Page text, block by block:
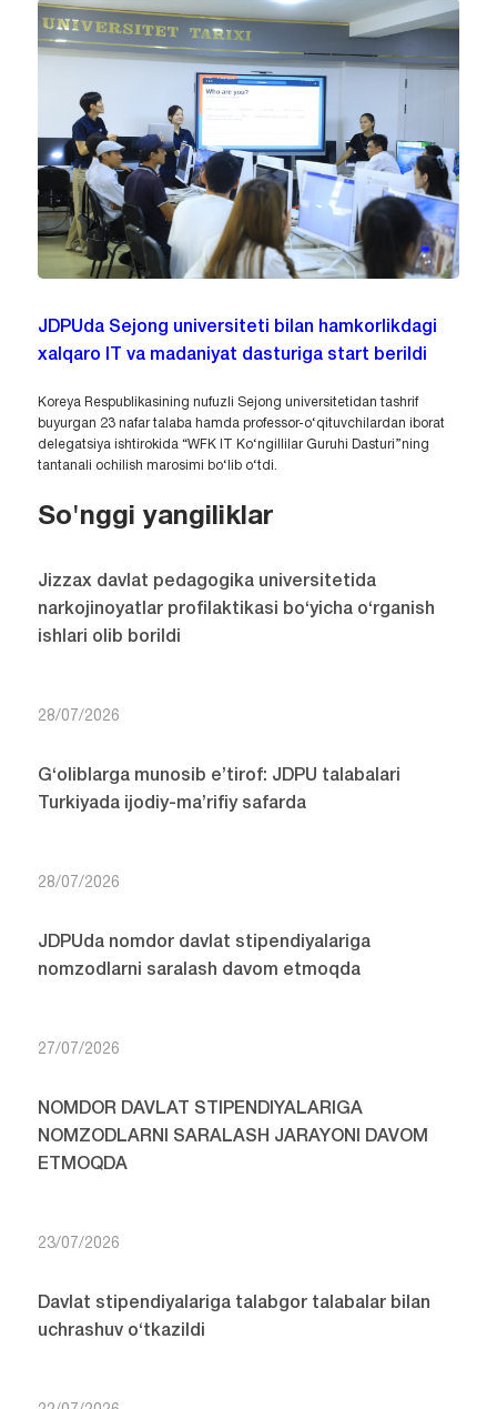
JDPUda Sejong universiteti bilan hamkorlikdagi
xalqaro IT va madaniyat dasturiga start berildi
Koreya Respublikasining nufuzli Sejong universitetidan tashrif
buyurgan 23 nafar talaba hamda professor-o‘qituvchilardan iborat
delegatsiya ishtirokida “WFK IT Ko‘ngillilar Guruhi Dasturi”ning
tantanali ochilish marosimi bo‘lib o‘tdi.
So'nggi yangiliklar
Jizzax davlat pedagogika universitetida
narkojinoyatlar profilaktikasi bo‘yicha o‘rganish
ishlari olib borildi
28/07/2026
G‘oliblarga munosib e’tirof: JDPU talabalari
Turkiyada ijodiy-ma’rifiy safarda
28/07/2026
JDPUda nomdor davlat stipendiyalariga
nomzodlarni saralash davom etmoqda
27/07/2026
NOMDOR DAVLAT STIPENDIYALARIGA
NOMZODLARNI SARALASH JARAYONI DAVOM
ETMOQDA
23/07/2026
Davlat stipendiyalariga talabgor talabalar bilan
uchrashuv o‘tkazildi